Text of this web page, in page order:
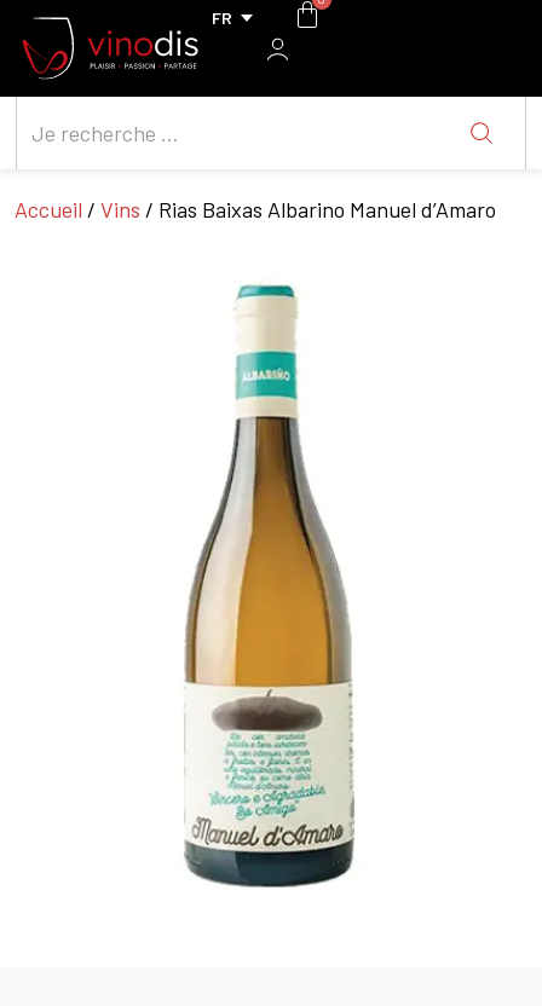
Accueil / Vins / Rias Baixas Albarino Manuel d’Amaro